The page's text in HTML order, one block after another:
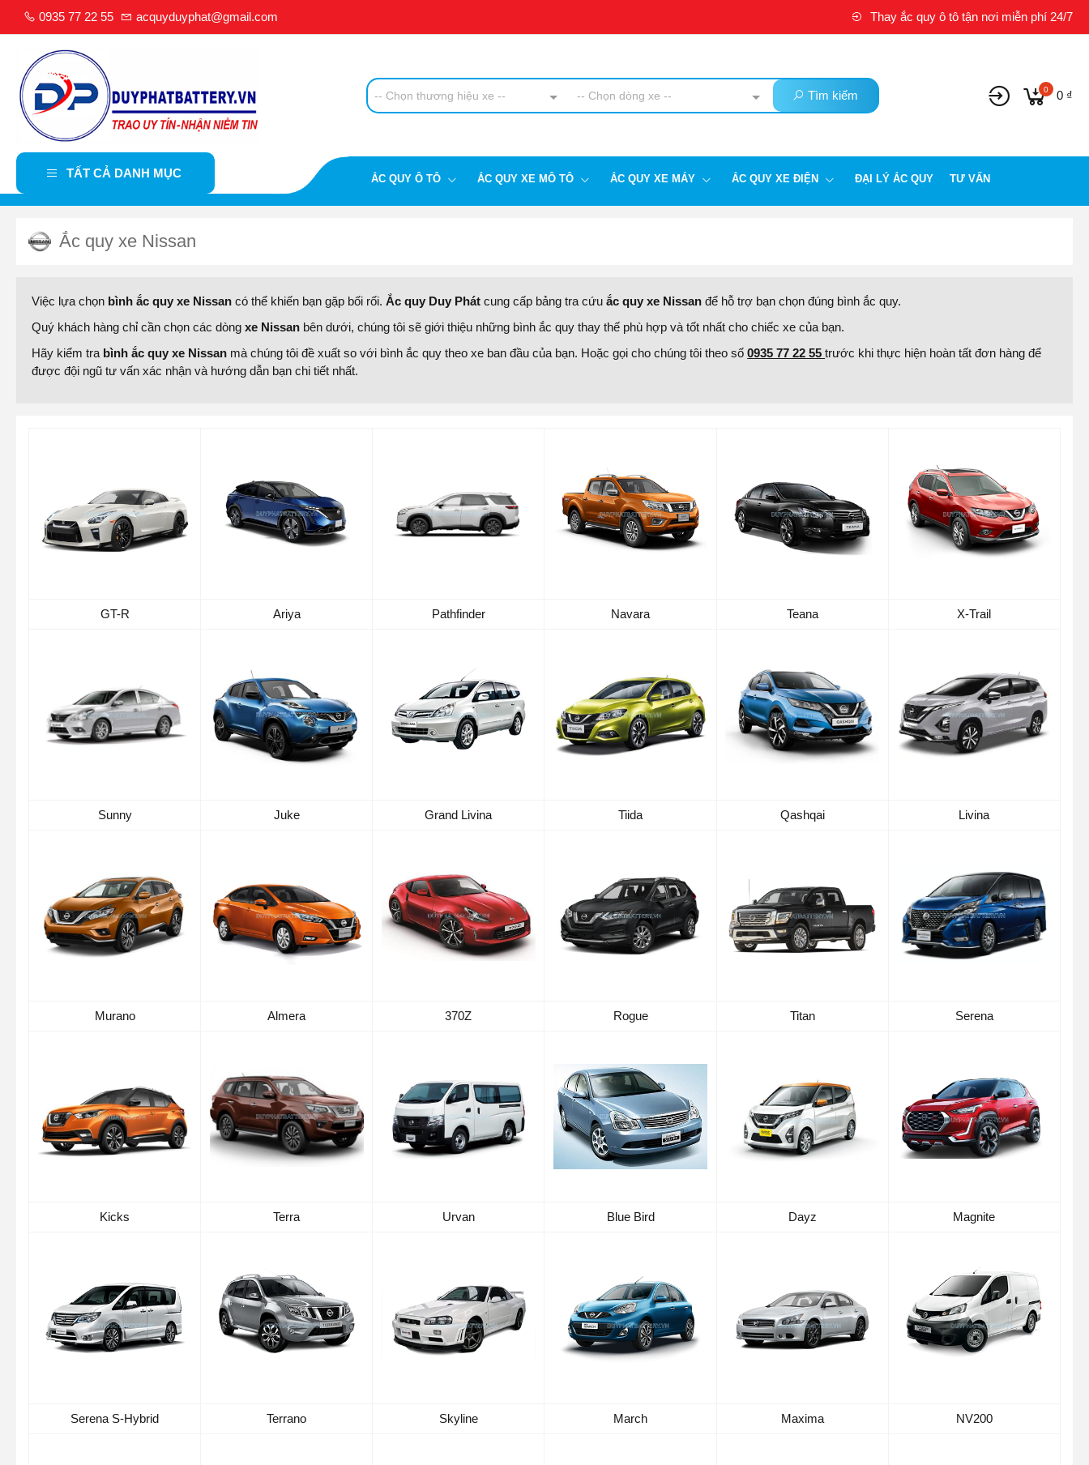
0935 77 22 55 acquyduyphat@gmail.com Thay ắc quy ô tô tận nơi miễn phí 24/7
-- Chọn thương hiệu xe -- -- Chọn dòng xe -- Tìm kiếm 0 0 ₫
TẤT CẢ DANH MỤC ẮC QUY Ô TÔ ẮC QUY XE MÔ TÔ ẮC QUY XE MÁY ẮC QUY XE ĐIỆN ĐẠI LÝ ẮC QUY TƯ VẤN
Ắc quy xe Nissan
Việc lựa chọn bình ắc quy xe Nissan có thể khiến bạn gặp bối rối.Ắc quy Duy Phát cung cấp bảng tra cứuắc quy xe Nissan để hỗ trợ bạn chọn đúng bình ắc quy.
Quý khách hàng chỉ cần chọn các dòngxe Nissan bên dưới, chúng tôi sẽ giới thiệu những bình ắc quy thay thế phù hợp và tốt nhất cho chiếc xe của bạn.
Hãy kiểm tra bình ắc quy xe Nissan mà chúng tôi đề xuất so với bình ắc quy theo xe ban đầu của bạn. Hoặc gọi cho chúng tôi theo số0935 77 22 55trước khi thực hiện hoàn tất đơn hàng để
được đội ngũ tư vấn xác nhận và hướng dẫn bạn chi tiết nhất.
GT-R Ariya Pathfinder Navara Teana X-Trail
Sunny Juke Grand Livina Tiida Qashqai Livina
Murano Almera 370Z Rogue Titan Serena
Kicks Terra Urvan Blue Bird Dayz Magnite
Serena S-Hybrid Terrano Skyline March Maxima NV200